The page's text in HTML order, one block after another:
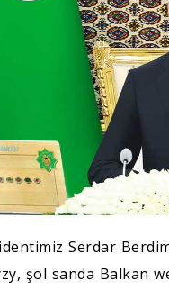
Serdar
şol sanda Balkan